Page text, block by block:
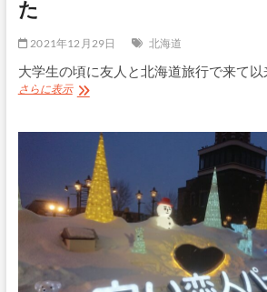
ュ
た
2021年12月29日 北海道
大学生の頃に友人と北海道旅行で来て
さらに表示約
ぶ
訪
問
し
た
「サ
ッ
ポ